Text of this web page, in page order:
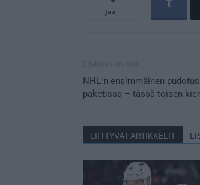
Jaa
NHL:n ensimmäinen
paketissa – tässä toisen
LIITTYVÄT ARTIKKELIT